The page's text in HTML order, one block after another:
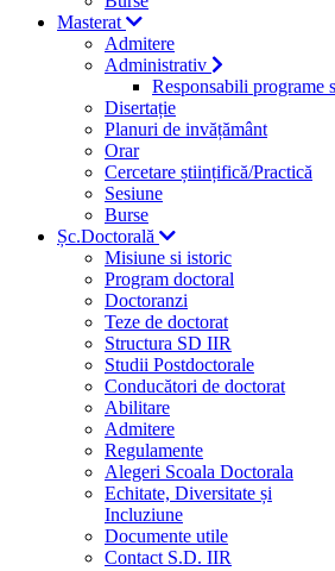
Masterat
Admitere
Administrativ
Responsabili programe
Disertație
Planuri de invățământ
Orar
Cercetare științifică/Practică
Sesiune
Burse
Șc.Doctorală
Misiune si istoric
Program doctoral
Doctoranzi
Teze de doctorat
Structura SD IIR
Studii Postdoctorale
Conducători de doctorat
Abilitare
Admitere
Regulamente
Alegeri Scoala Doctorala
Echitate, Diversitate și
Incluziune
Documente utile
Contact S.D. IIR